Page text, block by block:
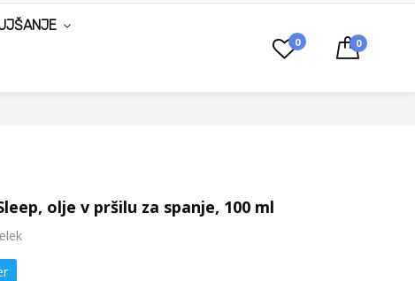
0 0
olje v pršilu za spanje, 100 ml